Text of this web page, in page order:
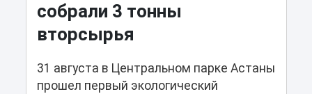
собрали 3 тонны
вторсырья
31 августа в Центральном парке Астаны
прошел первый экологический